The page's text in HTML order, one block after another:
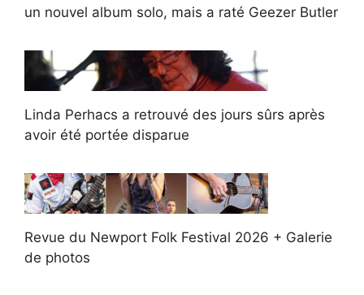
un nouvel album solo, mais a raté Geezer Butler
Linda Perhacs a retrouvé des jours sûrs après
avoir été portée disparue
Revue du Newport Folk Festival 2026 + Galerie
de photos